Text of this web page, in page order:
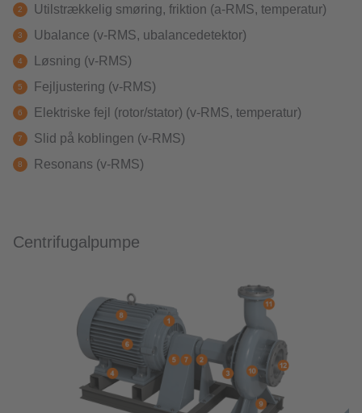
Utilstrækkelig smøring, friktion (a-RMS, temperatur)
Ubalance (v-RMS, ubalancedetektor)
Løsning (v-RMS)
Fejljustering (v-RMS)
Elektriske fejl (rotor/stator) (v-RMS, temperatur)
Slid på koblingen (v-RMS)
Resonans (v-RMS)
Centrifugalpumpe